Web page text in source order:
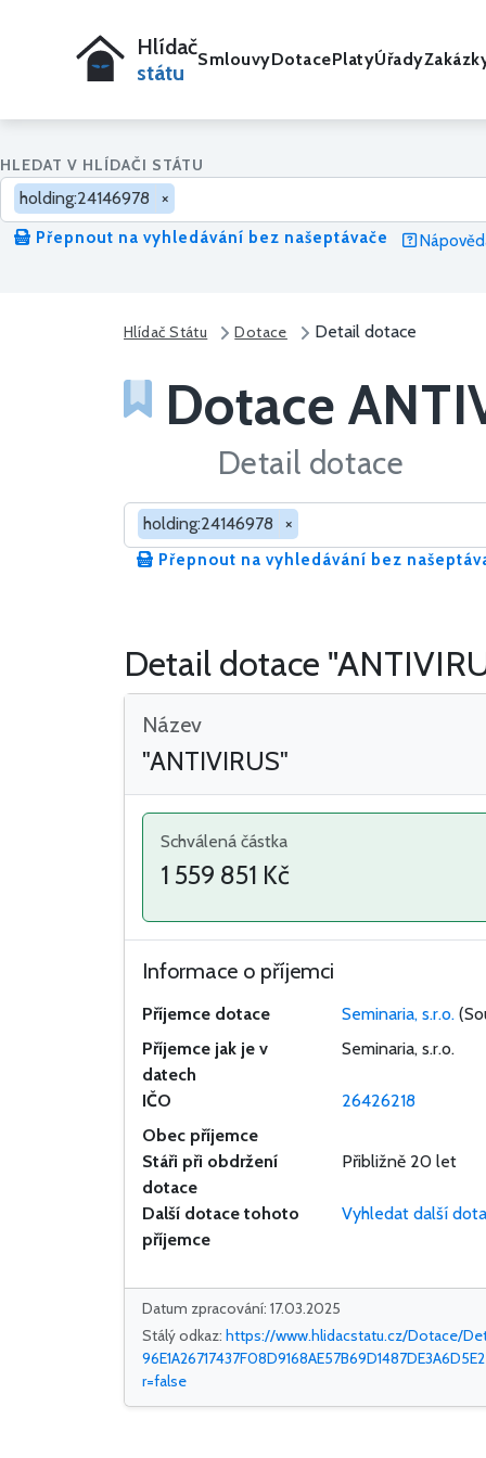
Hlídač
státu
SmlouvyDotacePlatyÚřady
HLEDAT V HLÍDAČI STÁTU
holding:24146978 ×
Přepnout na vyhledávání bez našeptávače
Hlídač Státu Dotace Detail dotace
Dotace
Detail dotace
Hledat v dotacích
holding:24146978 ×
Přepnout na vyhledávání bez
Detail dotace
Název
"ANTIVIRUS"
Schválená částka
1 559 851 Kč
Informace o příjemci
Příjemce dotace Seminaria, s.r.o.
Příjemce jak je v
datech
Seminaria, s.r.o.
IČO
26426218
Obec příjemce
Stáři při obdržení
dotace
Přibližně 20 let
Další dotace tohoto
příjemce
Vyhledat další
Datum zpracování: 17.03.2025
Stálý odkaz: https://www.hlidacstatu.cz/Dotace/
r=false